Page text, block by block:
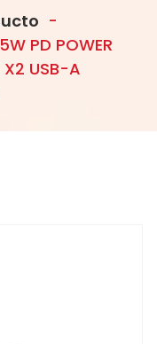
-
PD POWER
X2 USB-A